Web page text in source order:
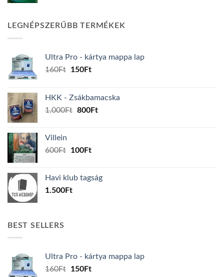
LEGNÉPSZERŰBB TERMÉKEK
Ultra Pro - kártya mappa lap
160Ft
Original
160Ft.
150FtCurrent
150Ft.
HKK - Zsákbamacska
1.000Ft Original
800FtCurrent
Villein
600Ft
Original
600Ft.
100FtCurrent
100Ft.
Havi klub tagság
1.500Ft
BEST SELLERS
Ultra Pro - kártya mappa lap
160Ft
Original
150FtCurrent